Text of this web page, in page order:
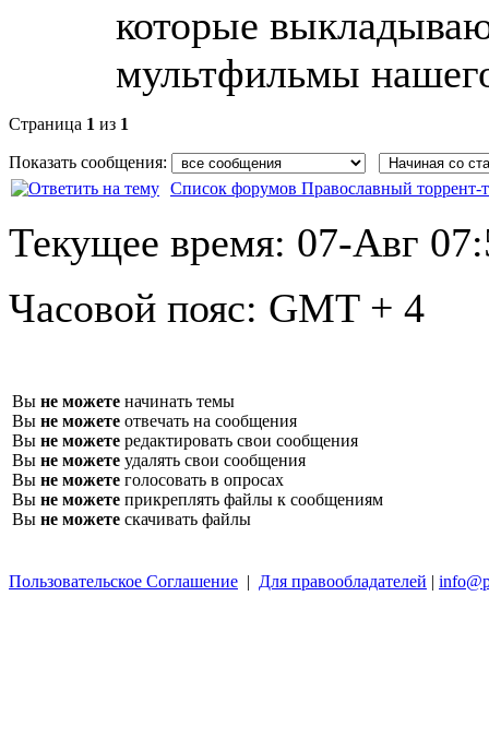
которые
мультфильмы
Страница 1 из 1
Показать сообщения:
Список форумов Православный торрент-
Текущее время: 07-Авг
Часовой пояс: GMT + 4
Вы не можете начинать темы
Вы не можете отвечать на сообщения
Вы не можете редактировать свои сообщения
Вы не можете удалять свои сообщения
Вы не можете голосовать в опросах
Вы не можете прикреплять файлы к сообщениям
Вы не можете скачивать файлы
Пользовательское Соглашение | Для правообладателей |